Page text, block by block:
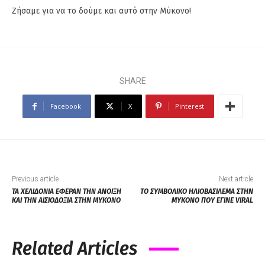
Ζήσαμε για να το δούμε και αυτό στην Μύκονο!
SHARE
Facebook X Pinterest
Previous article
ΤΑ ΧΕΛΙΔΟΝΙΑ ΕΦΕΡΑΝ ΤΗΝ ΑΝΟΙΞΗ
ΚΑΙ ΤΗΝ ΑΙΣΙΟΔΟΞΙΑ ΣΤΗΝ ΜΥΚΟΝΟ
Next article
ΤΟ ΣΥΜΒΟΛΙΚΟ ΗΛΙΟΒΑΣΙΛΕΜΑ ΣΤΗΝ
ΜΥΚΟΝΟ ΠΟΥ ΕΓΙΝΕ VIRAL
Related Articles